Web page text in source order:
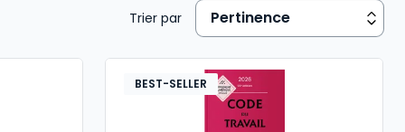
Trier par
BEST-SELLER